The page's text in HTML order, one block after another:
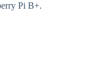
Pi B+.